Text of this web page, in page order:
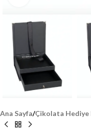
Ana Sayfa/Çikolata Hediye